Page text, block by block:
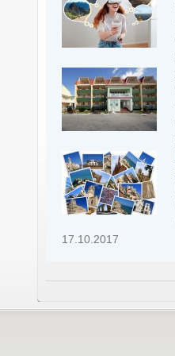
17.10.2017